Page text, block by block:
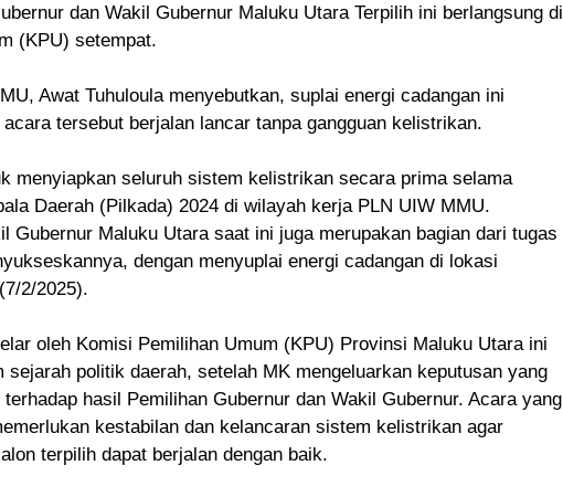
dan Wakil Gubernur Maluku Utara Terpilih ini berlangsung di
(KPU) setempat.
Awat Tuhuloula menyebutkan, suplai energi cadangan ini
tersebut berjalan lancar tanpa gangguan kelistrikan.
menyiapkan seluruh sistem kelistrikan secara prima selama
Daerah (Pilkada) 2024 di wilayah kerja PLN UIW MMU.
Gubernur Maluku Utara saat ini juga merupakan bagian dari tugas
dengan menyuplai energi cadangan di lokasi
2/2025).
oleh Komisi Pemilihan Umum (KPU) Provinsi Maluku Utara ini
sejarah politik daerah, setelah MK mengeluarkan keputusan yang
hasil Pemilihan Gubernur dan Wakil Gubernur. Acara yang
kestabilan dan kelancaran sistem kelistrikan agar
terpilih dapat berjalan dengan baik.